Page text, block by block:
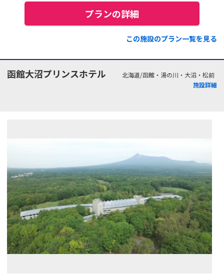
プランの詳細
この施設のプラン一覧を見る
函館大沼プリンスホテル
北海道/函館・湯の川・大沼・松前
施設詳細